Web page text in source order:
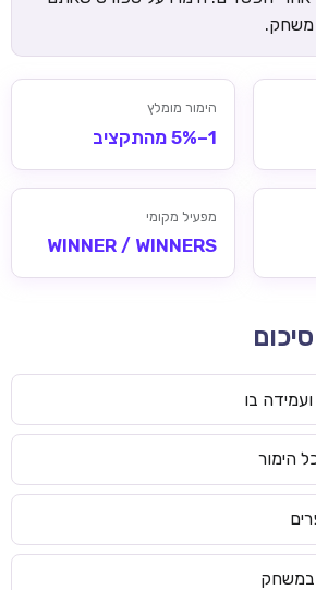
משחק.
הימור מומלץ
1–5% מהתקציב
מפעיל מקומי
WINNER / WINNERS
בו
הימור
במשחק